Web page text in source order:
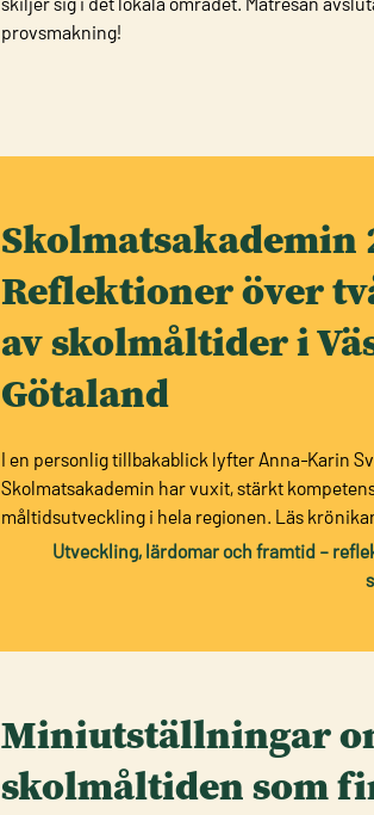
provsmakning!
Skolmatsakademin
Reflektioner över
av skolmåltider i
Götaland
I en personlig tillbakablick lyfter Anna‑Karin
Skolmatsakademin har vuxit, stärkt
måltidsutveckling i hela regionen. Läs
Utveckling, lärdomar och framtid –
Miniutställningar
skolmåltiden som